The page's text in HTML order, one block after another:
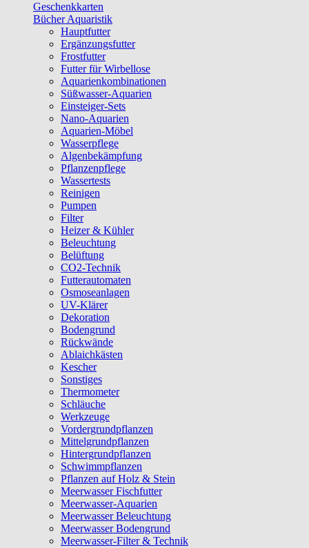
Geschenkkarten
Bücher Aquaristik
Hauptfutter
Ergänzungsfutter
Frostfutter
Futter für Wirbellose
Aquarienkombinationen
Süßwasser-Aquarien
Einsteiger-Sets
Nano-Aquarien
Aquarien-Möbel
Wasserpflege
Algenbekämpfung
Pflanzenpflege
Wassertests
Reinigen
Pumpen
Filter
Heizer & Kühler
Beleuchtung
Belüftung
CO2-Technik
Futterautomaten
Osmoseanlagen
UV-Klärer
Dekoration
Bodengrund
Rückwände
Ablaichkästen
Kescher
Sonstiges
Thermometer
Schläuche
Werkzeuge
Vordergrundpflanzen
Mittelgrundpflanzen
Hintergrundpflanzen
Schwimmpflanzen
Pflanzen auf Holz & Stein
Meerwasser Fischfutter
Meerwasser-Aquarien
Meerwasser Beleuchtung
Meerwasser Bodengrund
Meerwasser-Filter & Technik